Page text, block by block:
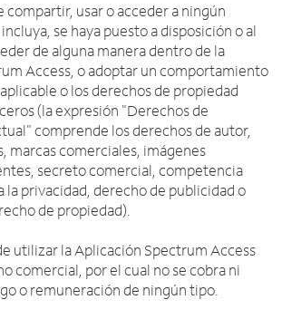
compartir, usar o acceder a ningún
se haya puesto a disposición o al
de alguna manera dentro de la
Access, o adoptar un comportamiento
o los derechos de propiedad
(la expresión "Derechos de
comprende los derechos de autor,
marcas comerciales, imágenes
secreto comercial, competencia
la privacidad, derecho de publicidad o
de propiedad).
utilizar la Aplicación Spectrum Access
comercial, por el cual no se cobra ni
o remuneración de ningún tipo.